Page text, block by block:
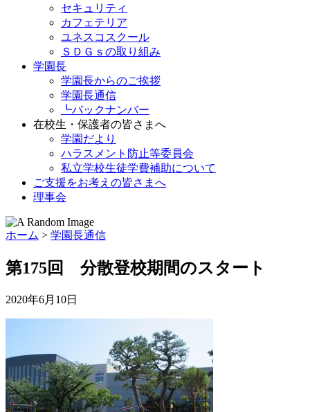
セキュリティ
カフェテリア
ユネスコスクール
ＳＤＧｓの取り組み
学園長
学園長からのご挨拶
学園長通信
┗バックナンバー
在校生・保護者の皆さまへ
学園だより
ハラスメント防止等委員会
私立学校生徒学費補助について
ご支援をお考えの皆さまへ
理事会
ホーム > 学園長通信
第175回 分散登校期間のスタート
2020年6月10日